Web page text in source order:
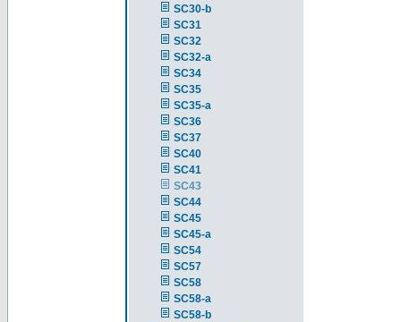
SC30-b
SC31
SC32
SC32-a
SC34
SC35
SC35-a
SC36
SC37
SC40
SC41
SC43
SC44
SC45
SC45-a
SC54
SC57
SC58
SC58-a
SC58-b